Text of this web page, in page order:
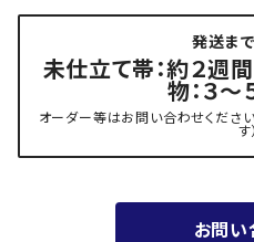
夏用
- 振袖の帯・ママ振り・振袖用袋
『marumasa.fab』丸正織物
発送ま
未仕立て帯：約２週
物：３～
オーダー等はお問い合わせくださ
す）
お問い